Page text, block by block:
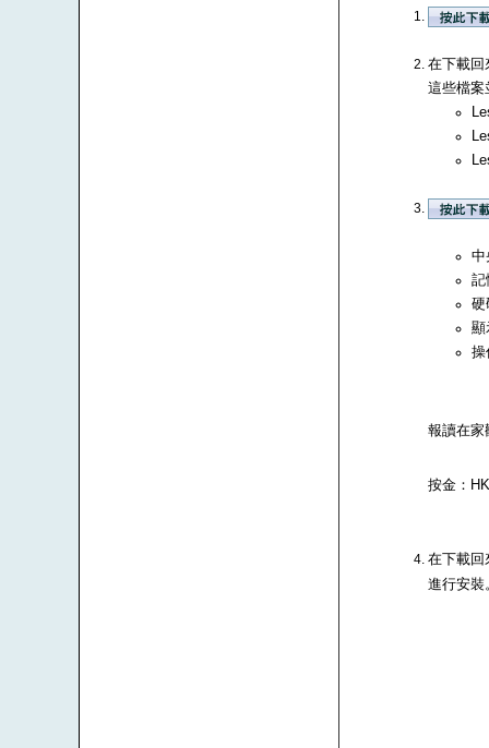
在下載回
這些檔案
中
記
硬
顯
操
報讀在家
按金：
在下載回
進行安裝